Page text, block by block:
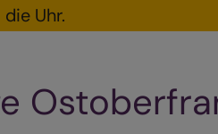
Uhr.